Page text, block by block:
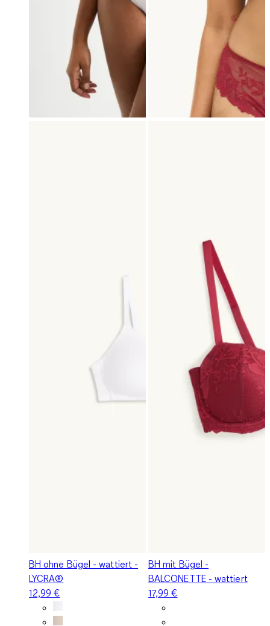
BH ohne Bügel - wattiert -
LYCRA®
12,99 €
BH mit Bügel -
BALCONETTE - wattiert
17,99 €